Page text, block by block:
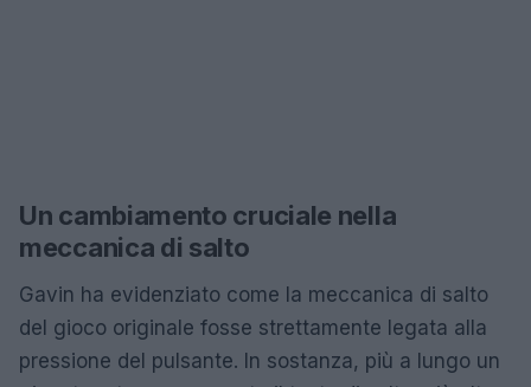
Un cambiamento cruciale nella
meccanica di salto
Gavin ha evidenziato come la meccanica di salto
del gioco originale fosse strettamente legata alla
pressione del pulsante. In sostanza, più a lungo un